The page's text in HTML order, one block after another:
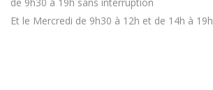
Et le Mercredi de 9h30 à 12h et de 14h à 19h